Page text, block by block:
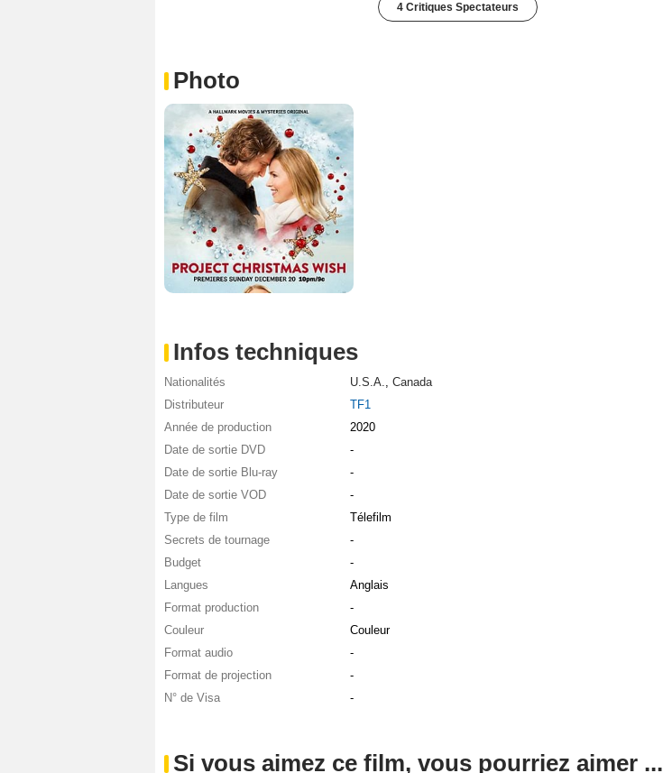
4 Critiques Spectateurs
Photo
Infos techniques
Nationalités U.S.A., Canada
Distributeur
TF1
Année de production
2020
Date de sortie DVD
-
Date de sortie Blu-ray
-
Date de sortie VOD
-
Type de film
Télefilm
Secrets de tournage
-
Budget
-
Langues
Anglais
Format production
-
Couleur
Couleur
Format audio
-
Format de projection
-
N° de Visa
-
Si vous aimez ce film, vous pourriez aimer ...